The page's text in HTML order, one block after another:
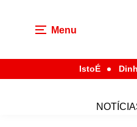
Menu
IstoÉ